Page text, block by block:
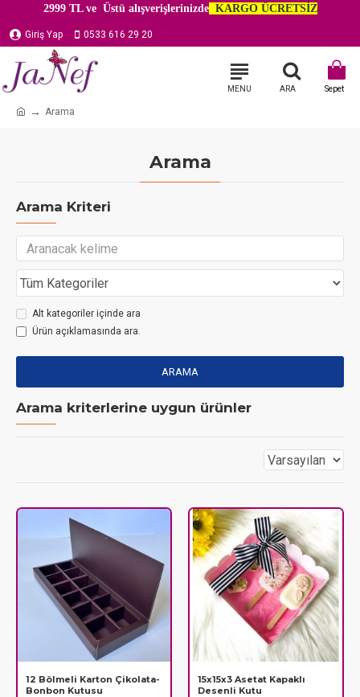
2999 TL ve Üstü alışverişlerinizdeKARGO ÜCRETSİZ
Giriş Yap 0533 616 29 20
Arama
Arama
Arama Kriteri
Alt kategoriler içinde ara
Ürün açıklamasında ara.
ARAMA
Arama kriterlerine uygun ürünler
12 Bölmeli Karton Çikolata-
Bonbon Kutusu
15x15x3 Asetat Kapaklı
Desenli Kutu